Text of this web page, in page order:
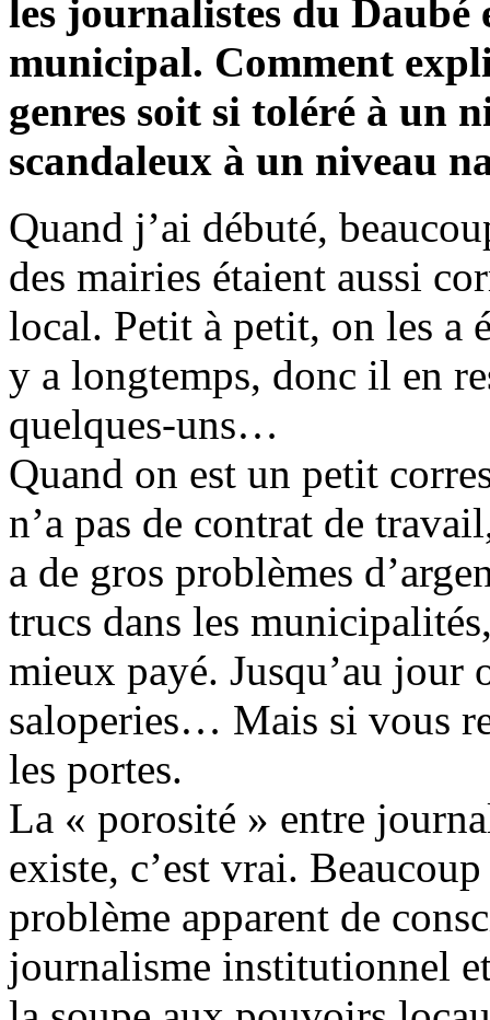
les journalistes du
municipal. Comment
genres soit si toléré à un
scandaleux à un niveau
Quand j’ai débuté,
des mairies étaient aussi
local. Petit à petit, on les a
y a longtemps, donc il en
quelques‑uns…
Quand on est un petit
n’a pas de contrat de
a de gros problèmes
trucs dans les
mieux payé. Jusqu’au jour
saloperies… Mais si vous
les portes.
La « porosité » entre
existe, c’est vrai.
problème apparent de
journalisme institutionnel